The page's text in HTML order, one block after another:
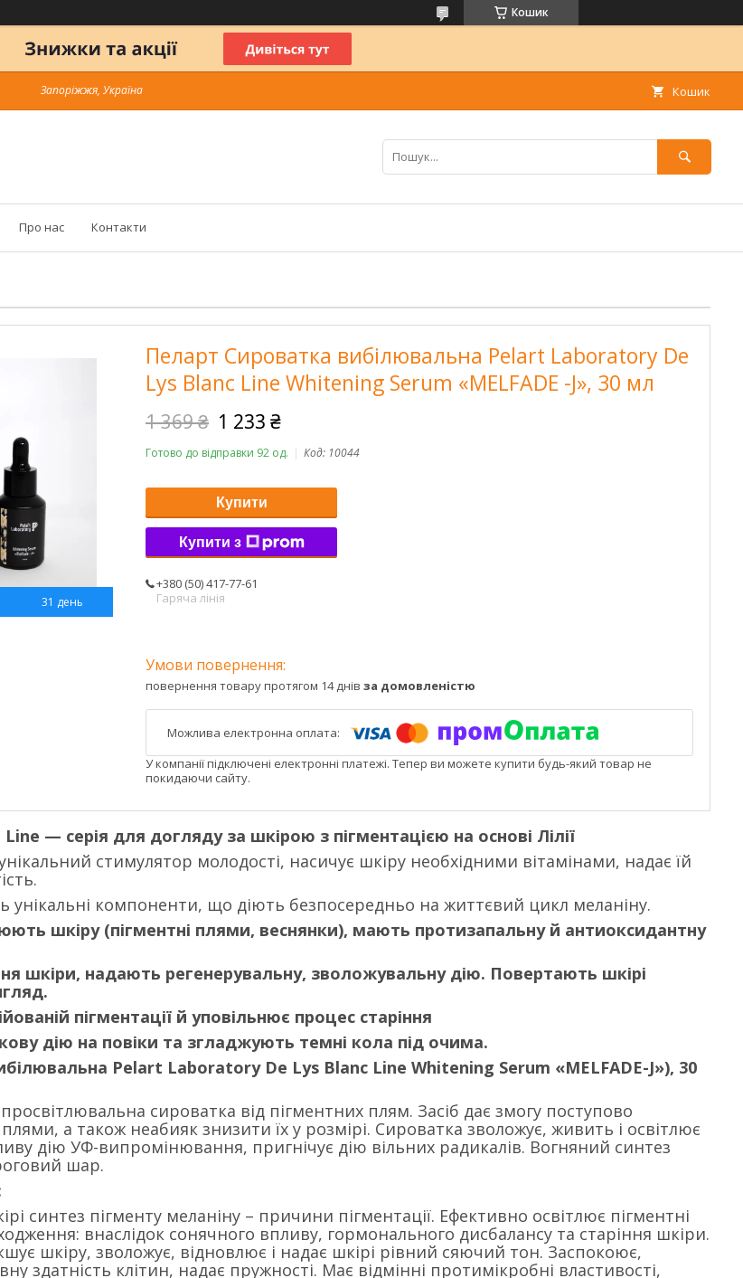
Кошик
Запоріжжя, Україна Кошик
Про нас Контакти
31 день
Пеларт Сироватка вибілювальна Pelart Laboratory De
Lys Blanc Line Whitening Serum «MELFADE -J», 30 мл
1 369 ₴ 1 233 ₴
Готово до відправки 92 од. Код: 10044
Купити
Купити з
+380 (50) 417-77-61
Гаряча лінія
повернення товару протягом 14 днів за домовленістю
У компанії підключені електронні платежі. Тепер ви можете купити будь-який товар не
покидаючи сайту.
— серія для догляду за шкірою з пігментацією на основі Лілії
унікальний стимулятор молодості, насичує шкіру необхідними вітамінами, надає їй
унікальні компоненти, що діють безпосередньо на життєвий цикл меланіну.
шкіру (пігментні плями, веснянки), мають протизапальну й антиоксидантну
шкіри, надають регенерувальну, зволожувальну дію. Повертають шкірі
пігментації й уповільнює процес старіння
дію на повіки та згладжують темні кола під очима.
Pelart Laboratory De Lys Blanc Line Whitening Serum «MELFADE-J»), 30
сироватка від пігментних плям. Засіб дає змогу поступово
плями, а також неабияк знизити їх у розмірі. Сироватка зволожує, живить і освітлює
дію УФ-випромінювання, пригнічує дію вільних радикалів. Вогняний синтез
шар.
синтез пігменту меланіну – причини пігментації. Ефективно освітлює пігментні
внаслідок сонячного впливу, гормонального дисбалансу та старіння шкіри.
шкіру, зволожує, відновлює і надає шкірі рівний сяючий тон. Заспокоює,
здатність клітин, надає пружності. Має відмінні протимікробні властивості,